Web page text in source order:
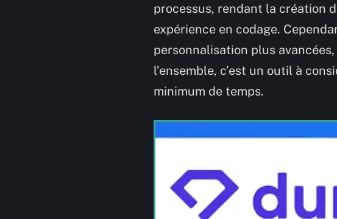
processus, rendant la création
expérience en codage.
personnalisation plus
l’ensemble, c’est un outil à
minimum de temps.